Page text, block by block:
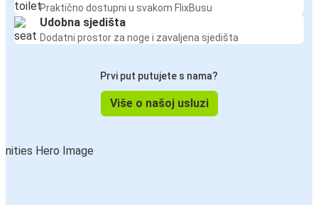
Praktično dostupni u svakom FlixBusu
Udobna sjedišta
Dodatni prostor za noge i zavaljena sjedišta
Prvi put putujete s nama?
Više o našoj usluzi